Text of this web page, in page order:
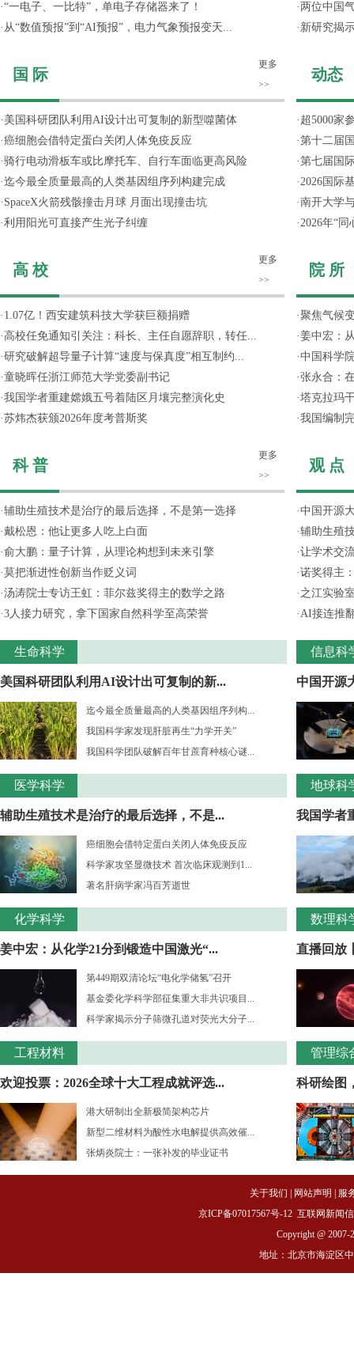
·“一电子、一比特”，单电子存储器来了！
· 从“数值预报”到“AI预报”，电力气象预报变天...
国 际
更多
>>
· 美国科研团队利用AI设计出可复制的新型噬菌体
·癌细胞会借特定蛋白关闭人体免疫反应
·骑行电动滑板车或比摩托车、自行车面临更高风险
·迄今最全质量最高的人类基因组序列构建完成
· SpaceX火箭残骸撞击月球 月面出现撞击坑
·利用阳光可直接产生光子纠缠
高 校
更多
>>
· 1.07亿！西安建筑科技大学获巨额捐赠
· 高校任免通知引关注：科长、主任自愿辞职，转任...
·研究破解超导量子计算“速度与保真度”相互制约...
·童晓晖任浙江师范大学党委副书记
·我国学者重建嫦娥五号着陆区月壤完整演化史
·苏炜杰获颁2026年度考普斯奖
科 普
更多
>>
·辅助生殖技术是治疗的最后选择，不是第一选择
·戴松恩：他让更多人吃上白面
·俞大鹏：量子计算，从理论构想到未来引擎
·莫把渐进性创新当作贬义词
·汤涛院士专访王虹：菲尔兹奖得主的数学之路
·3人接力研究，拿下国家自然科学至高荣誉
生命科学
美国科研团队利用AI设计出可复制的新...
迄今最全质量最高的人类基因组序列构...
我国科学家发现肝脏再生“力学开关”
我国科学团队破解百年甘蔗育种核心谜...
医学科学
辅助生殖技术是治疗的最后选择，不是...
癌细胞会借特定蛋白关闭人体免疫反应
科学家攻坚显微技术 首次临床观测到1...
著名肝病学家冯百芳逝世
化学科学
姜中宏：从化学21分到锻造中国激光“...
第449期双清论坛“电化学储氢”召开
基金委化学科学部征集重大非共识项目...
科学家揭示分子筛微孔道对荧光大分子...
工程材料
欢迎投票：2026全球十大工程成就评选...
港大研制出全新极简架构芯片
新型二维材料为酸性水电解提供高效催...
张炳炎院士：一张补发的毕业证书
· 两位中国
· 新研究揭
动态
· 超5000家
·第十二届
·第七届国
·2026国际
·南开大学
·2026年“
院 所
·聚焦气候
·姜中宏：
·中国科学
·张永合：
·塔克拉玛
·我国编制
观 点
·中国开源
·辅助生殖
·让学术交
·诺奖得主
· 之江实验
·AI接连推
信息科
中国开源
地球科
我国学者
数理科
直播回放
管理综
科研绘图
关于我们 网站声明
服
京ICP备07017567号-12 互联网新闻
Copyright @ 2007-
地址：北京市海淀区